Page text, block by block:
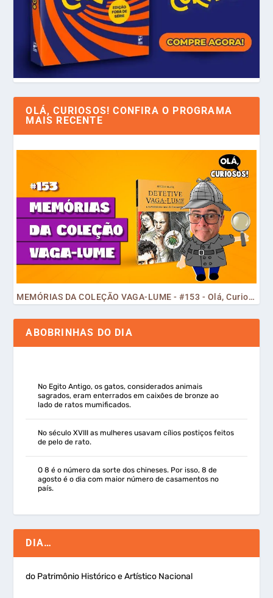
OLÁ, CURIOSOS! CONFIRA O PROGRAMA
MAIS RECENTE
MEMÓRIAS DA COLEÇÃO VAGA-LUME - #153 - Olá, Curiosos! 2023
ABOBRINHAS DO DIA
No Egito Antigo, os gatos, considerados animais
sagrados, eram enterrados em caixões de bronze ao
lado de ratos mumificados.
No século XVIII as mulheres usavam cílios postiços feitos
de pelo de rato.
O 8 é o número da sorte dos chineses. Por isso, 8 de
agosto é o dia com maior número de casamentos no
país.
DIA…
do Patrimônio Histórico e Artístico Nacional